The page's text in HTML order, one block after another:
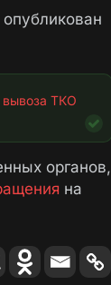
вывоза ТКО
органов,
на